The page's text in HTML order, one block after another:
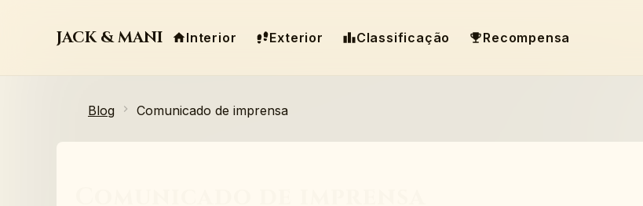
JACK & MANI Interior Exterior Classificação Recompensa
Blog Comunicado de imprensa